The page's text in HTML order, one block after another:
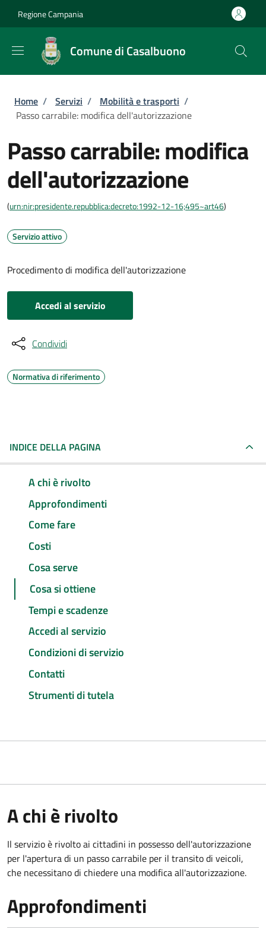
Regione Campania
Comune di Casalbuono
Briciole di pane
Home / Servizi / Mobilità e trasporti /
Passo carrabile: modifica dell'autorizzazione
Passo carrabile: modifica
dell'autorizzazione
(urn:nir:presidente.repubblica:decreto:1992-12-16;495~art46)
Servizio attivo
Procedimento di modifica dell'autorizzazione
Accedi al servizio
Condividi
Normativa di riferimento
INDICE DELLA PAGINA
A chi è rivolto
Approfondimenti
Come fare
Costi
Cosa serve
Cosa si ottiene
Tempi e scadenze
Accedi al servizio
Condizioni di servizio
Contatti
Strumenti di tutela
A chi è rivolto
Il servizio è rivolto ai cittadini in possesso dell'autorizzazione
per l'apertura di un passo carrabile per il transito di veicoli,
che necessitano di chiedere una modifica all'autorizzazione.
Approfondimenti